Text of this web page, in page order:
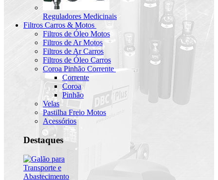
Reguladores Medicinais
Filtros Carros & Motos
Filtros de Óleo Motos
Filtros de Ar Motos
Filtros de Ar Carros
Filtros de Óleo Carros
Coroa Pinhão Corrente
Corrente
Coroa
Pinhão
Velas
Pastilha Freio Motos
Acessórios
Destaques